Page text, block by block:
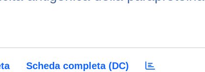
Scheda completa (DC)